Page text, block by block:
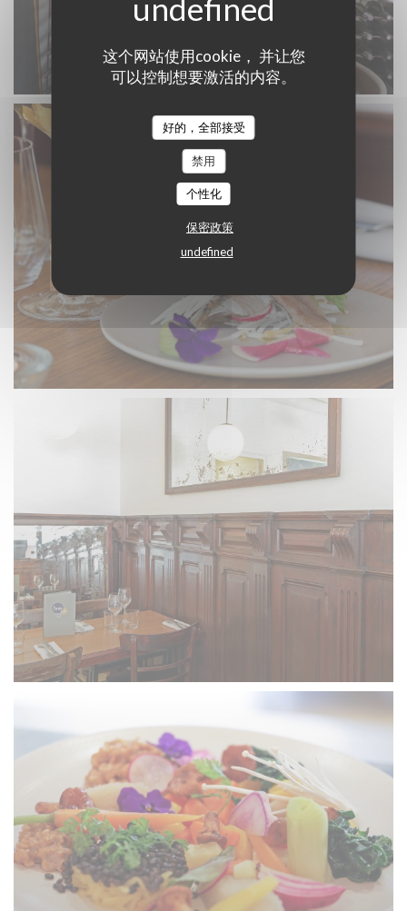
这个网站使用cookie， 并让您
可以控制想要激活的内容。
好的，全部接受
禁用
个性化
保密政策
undefined